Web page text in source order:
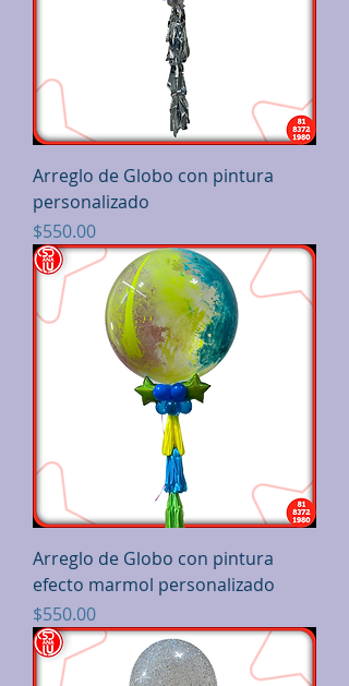
Arreglo de Globo con pintura
personalizado
Precio
$550.00
Arreglo de Globo con pintura
efecto marmol personalizado
Precio
$550.00